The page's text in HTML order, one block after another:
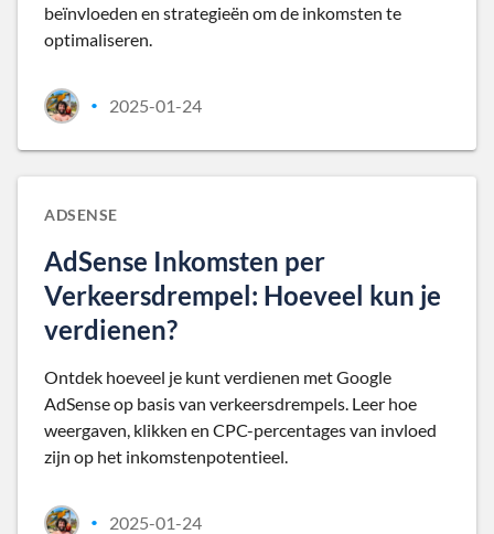
beïnvloeden en strategieën om de inkomsten te
optimaliseren.
• 2025-01-24
ADSENSE
AdSense Inkomsten per
Verkeersdrempel: Hoeveel kun je
verdienen?
Ontdek hoeveel je kunt verdienen met Google
AdSense op basis van verkeersdrempels. Leer hoe
weergaven, klikken en CPC-percentages van invloed
zijn op het inkomstenpotentieel.
• 2025-01-24